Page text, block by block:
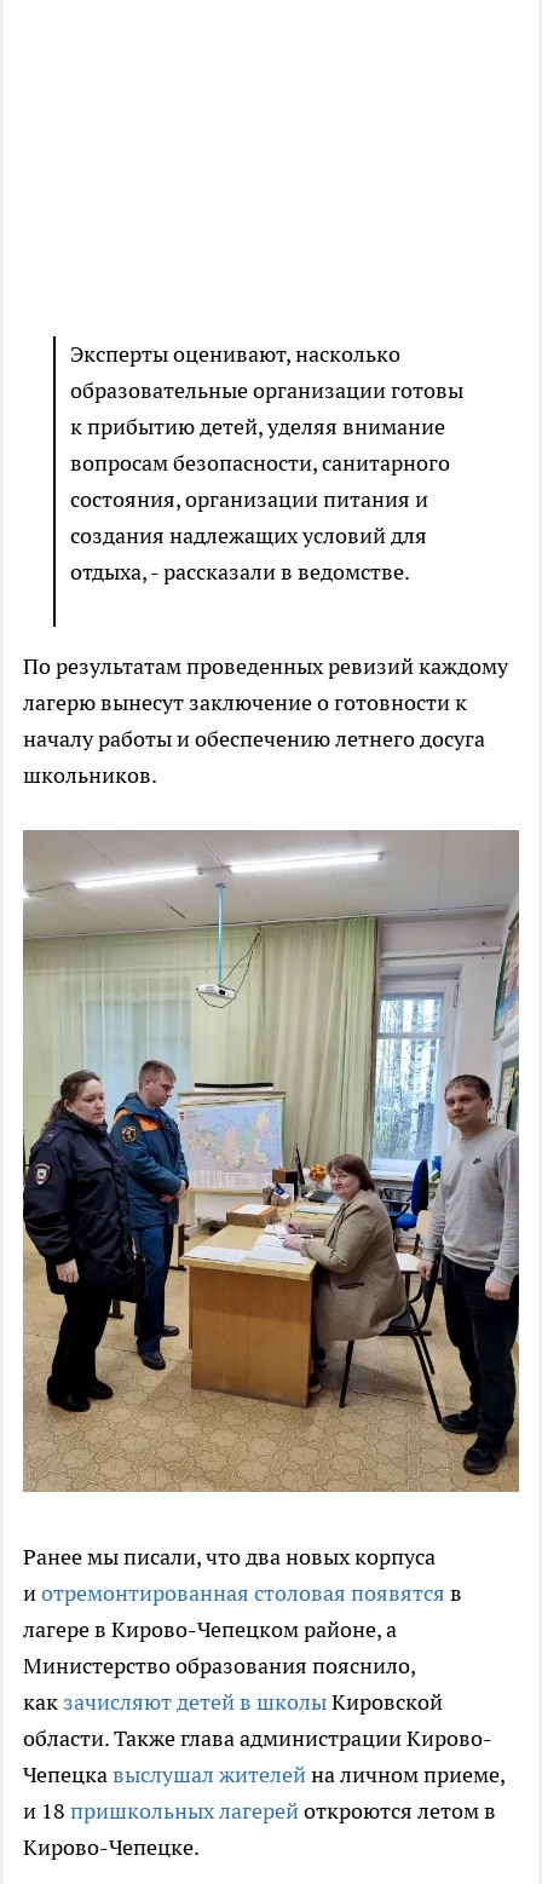
Эксперты оценивают, насколько
образовательные организации готовы
к прибытию детей, уделяя внимание
вопросам безопасности, санитарного
состояния, организации питания и
создания надлежащих условий для
отдыха, - рассказали в ведомстве.
По результатам проведенных ревизий каждому
лагерю вынесут заключение о готовности к
началу работы и обеспечению летнего досуга
школьников.
Ранее мы писали, что два новых корпуса
иотремонтированная столовая появятся в
лагере в Кирово-Чепецком районе, а
Министерство образования пояснило,
как зачисляют детей в школыКировской
области. Также глава администрации Кирово-
Чепецкавыслушал жителейна личном приеме,
и 18 пришкольных лагерейоткроются летом в
Кирово-Чепецке.